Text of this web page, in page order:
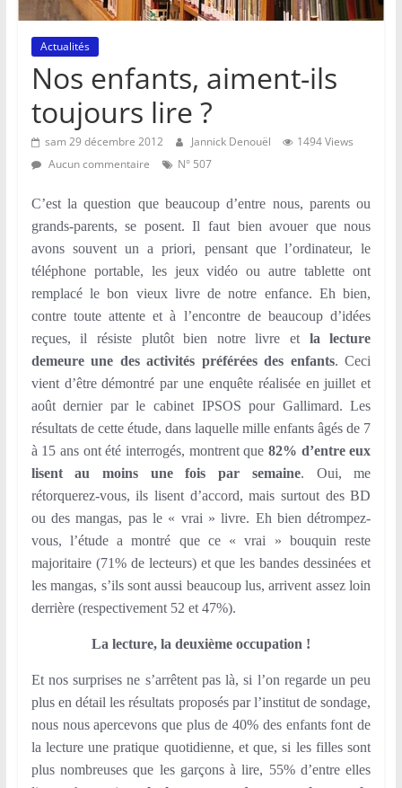
Actualités
Nos enfants, aiment-ils
toujours lire ?
sam 29 décembre 2012 Jannick Denouël
1494 Views
Aucun commentaire
N° 507
C’est la question que beaucoup d’entre nous, parents ou
grands-parents, se posent. Il faut bien avouer que nous
avons souvent un a priori, pensant que l’ordinateur, le
téléphone portable, les jeux vidéo ou autre tablette ont
remplacé le bon vieux livre de notre enfance. Eh bien,
contre toute attente et à l’encontre de beaucoup d’idées
reçues, il résiste plutôt bien notre livre et la lecture
demeure une des activités préférées des enfants. Ceci
vient d’être démontré par une enquête réalisée en juillet et
août dernier par le cabinet IPSOS pour Gallimard. Les
résultats de cette étude, dans laquelle mille enfants âgés de 7
à 15 ans ont été interrogés, montrent que 82% d’entre eux
lisent au moins une fois par semaine. Oui, me
rétorquerez-vous, ils lisent d’accord, mais surtout des BD
ou des mangas, pas le « vrai » livre. Eh bien détrompez-
vous, l’étude a montré que ce « vrai » bouquin reste
majoritaire (71% de lecteurs) et que les bandes dessinées et
les mangas, s’ils sont aussi beaucoup lus, arrivent assez loin
derrière (respectivement 52 et 47%).
La lecture, la deuxième occupation !
Et nos surprises ne s’arrêtent pas là, si l’on regarde un peu
plus en détail les résultats proposés par l’institut de sondage,
nous nous apercevons que plus de 40% des enfants font de
la lecture une pratique quotidienne, et que, si les filles sont
plus nombreuses que les garçons à lire, 55% d’entre elles